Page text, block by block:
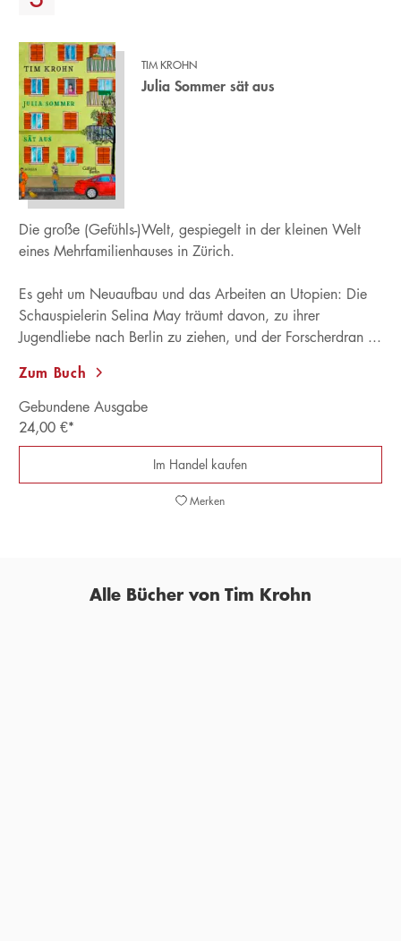
TIM KROHN
Julia Sommer sät aus
Die große (Gefühls-)Welt, gespiegelt in der kleinen Welt
eines Mehrfamilienhauses in Zürich.
Es geht um Neuaufbau und das Arbeiten an Utopien: Die
Schauspielerin Selina May träumt davon, zu ihrer
Jugendliebe nach Berlin zu ziehen, und der Forscherdran ...
Zum Buch
Gebundene Ausgabe
24,00 €*
Im Handel kaufen
Merken
Alle Bücher von Tim Krohn